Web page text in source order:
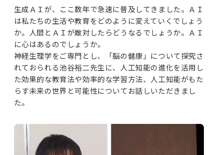
生成ＡＩが、ここ数年で急速に普及してきました。ＡＩ
は私たちの生活や教育をどのように変えていくでしょう
か。人間とＡＩが敵対したらどうなるでしょうか。ＡＩ
に心はあるのでしょうか。
神経生理学をご専門とし、「脳の健康」について探究さ
れておられる池谷裕二先生に、人工知能の進化を活用し
た効果的な教育法や効率的な学習方法、人工知能がもた
らす未来の世界と可能性についてお話しいただきまし
た。